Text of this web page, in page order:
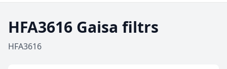
HFA3616 Gaisa filtrs
HFA3616